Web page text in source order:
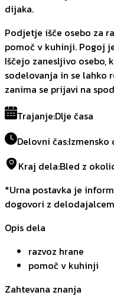
dijaka.
Podjetje išče osebo za
pomoč v kuhinji. Pogoj
Iščejo zanesljivo osebo,
sodelovanja in se lahko
zanima se prijavi na
Trajanje:Dlje časa
Delovni čas:Izmensko
Kraj dela:Bled z
*Urna postavka je
dogovori z
Opis dela
razvoz hrane
pomoč v kuhinji
Zahtevana znanja